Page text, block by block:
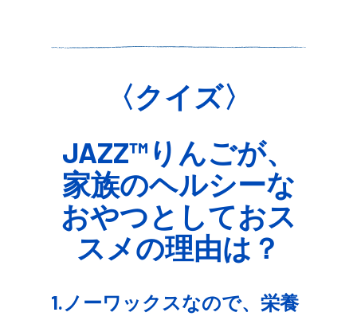
〈クイズ〉
JAZZ™りんごが、
家族のヘルシーな
おやつとしておス
スメの理由は？
1.ノーワックスなので、栄養